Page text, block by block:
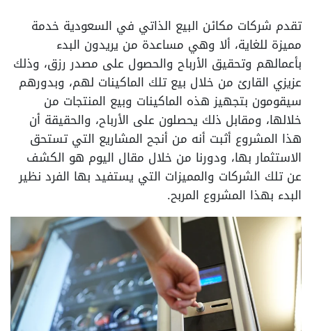
تقدم شركات مكائن البيع الذاتي في السعودية خدمة
مميزة للغاية، ألا وهي مساعدة من يريدون البدء
بأعمالهم وتحقيق الأرباح والحصول على مصدر رزق، وذلك
عزيزي القارئ من خلال بيع تلك الماكينات لهم، وبدورهم
سيقومون بتجهيز هذه الماكينات وبيع المنتجات من
خلالها، ومقابل ذلك يحصلون على الأرباح، والحقيقة أن
هذا المشروع أثبت أنه من أنجح المشاريع التي تستحق
الاستثمار بها، ودورنا من خلال مقال اليوم هو الكشف
عن تلك الشركات والمميزات التي يستفيد بها الفرد نظير
البدء بهذا المشروع المربح.